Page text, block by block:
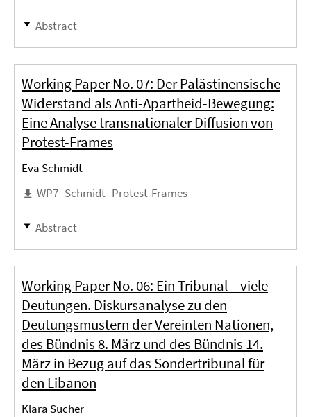
Abstract
Working Paper No. 07: Der Palästinensische
Widerstand als Anti-Apartheid-Bewegung:
Eine Analyse transnationaler Diffusion von
Protest-Frames
Eva Schmidt
WP7_Schmidt_Protest-Frames
Abstract
Working Paper No. 06: Ein Tribunal – viele
Deutungen. Diskursanalyse zu den
Deutungsmustern der Vereinten Nationen,
des Bündnis 8. März und des Bündnis 14.
März in Bezug auf das Sondertribunal für
den Libanon
Klara Sucher